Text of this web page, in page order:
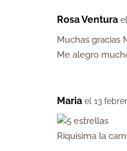
Rosa Ventura
Muchas gracias
Me alegro
Maria el 13
Riquisima la